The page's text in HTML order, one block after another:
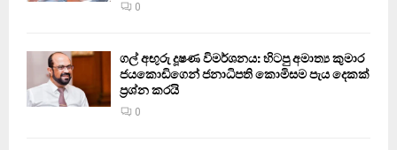
0
ගල් අඟුරු දූෂණ විමර්ශනය: හිටපු අමාත්‍ය කුමාර
ජයකොඩිගෙන් ජනාධිපති කොමිසම පැය දෙකක්
ප්‍රශ්න කරයි
0